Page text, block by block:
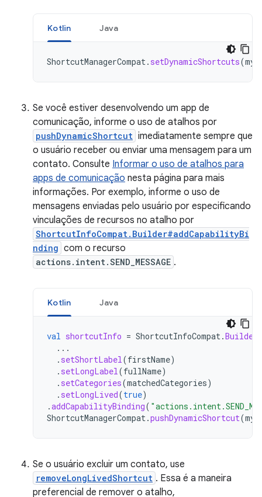
Kotlin Java
ShortcutManagerCompat. setDynamicShortcuts(
Se você estiver desenvolvendo um app de
comunicação, informe o uso de atalhos por
pushDynamicShortcut imediatamente sempre que
o usuário receber ou enviar uma mensagem para um
contato. Consulte Informar o uso de atalhos para
apps de comunicação nesta página para mais
informações. Por exemplo, informe o uso de
mensagens enviadas pelo usuário por especificando
vinculações de recursos no atalho por
ShortcutInfoCompat.Builder#addCapabilityBi
nding com o recurso
actions.intent.SEND_MESSAGE .
Kotlin Java
val shortcutInfo = ShortcutInfoCompat.Builder
...
. setShortLabel(firstName)
. setLongLabel(fullName)
. setCategories(matchedCategories)
. setLongLived(true)
.addCapabilityBinding(
ShortcutManagerCompat.pushDynamicShortcut(
Se o usuário excluir um contato, use
removeLongLivedShortcut . Essa é a maneira
preferencial de remover o atalho,